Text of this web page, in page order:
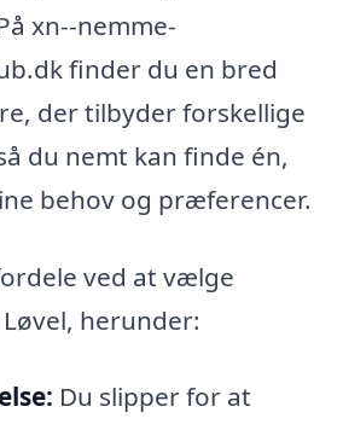
xn--nemme-
finder du en bred
der tilbyder forskellige
du nemt kan finde én,
behov og præferencer.
ved at vælge
herunder:
Du slipper for at